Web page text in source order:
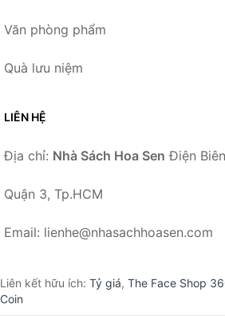
Văn phòng phẩm
Quà lưu niệm
LIÊN HỆ
Địa chỉ: Nhà Sách Hoa Sen Điện
Quận 3, Tp.HCM
Email: lienhe@nhasachhoasen.com
Liên kết hữu ích: Tỷ giá, The Face Shop
Coin